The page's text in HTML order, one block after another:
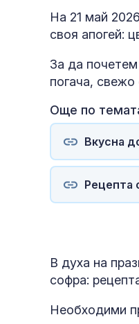
На 21 май
своя апогей:
За да
погача, свежо
Още по
Вкусна
Рецепта
В духа на
софра:
Необходими